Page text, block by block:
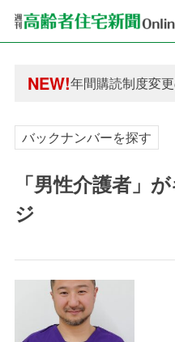
NEW!
年間購読制度変更
高齢者住宅新聞
バックナンバーを探す
「男性介護者」
ジ